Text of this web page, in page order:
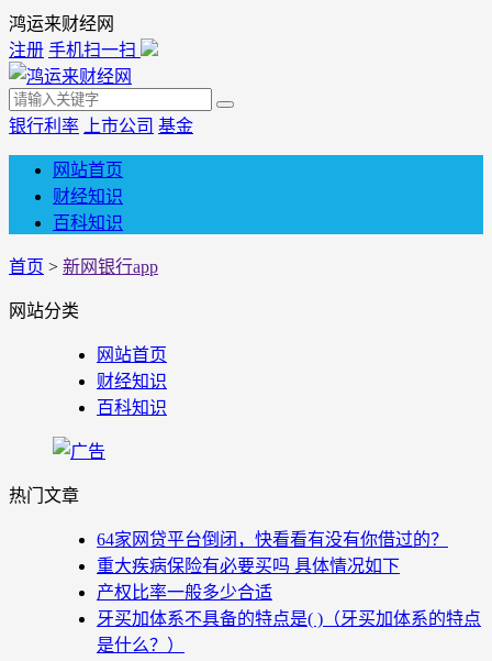
鸿运来财经网
注册 手机扫一扫
银行利率 上市公司 基金
网站首页
财经知识
百科知识
首页 > 新网银行app
网站分类
网站首页
财经知识
百科知识
热门文章
64家网贷平台倒闭，快看看有没有你借过的？
重大疾病保险有必要买吗 具体情况如下
产权比率一般多少合适
牙买加体系不具备的特点是( )（牙买加体系的特点
是什么？）